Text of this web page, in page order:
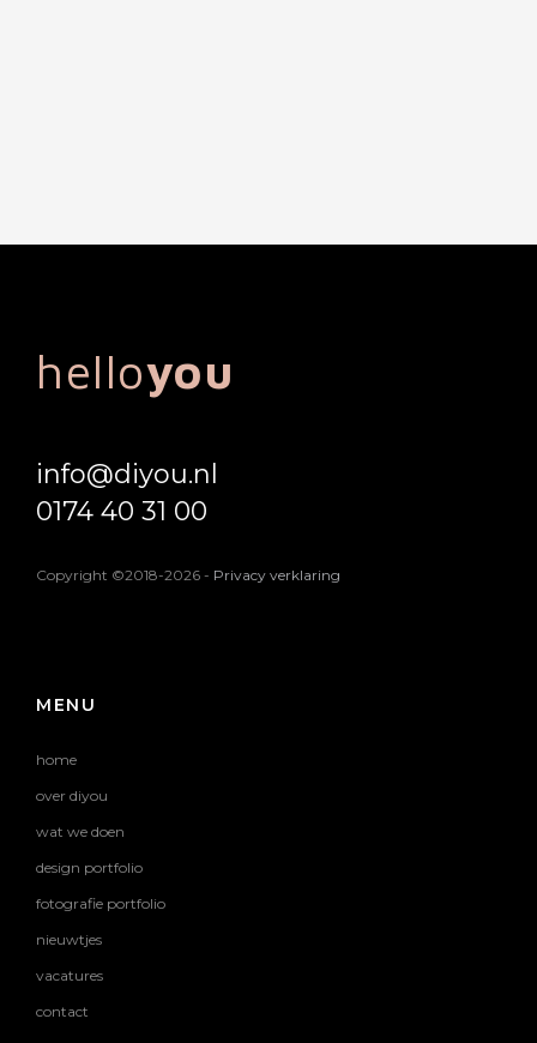
helloyou
info@diyou.nl
0174 40 31 00
Copyright ©2018-2026 - Privacy verklaring
MENU
home
over diyou
wat we doen
design portfolio
fotografie portfolio
nieuwtjes
vacatures
contact